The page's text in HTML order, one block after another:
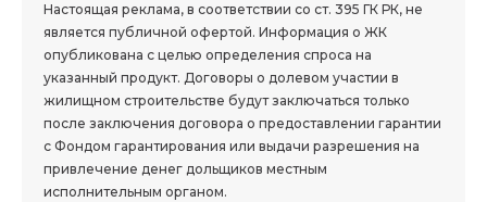
Настоящая реклама, в соответствии со ст. 395 ГК РК, не
является публичной офертой. Информация о ЖК
опубликована с целью определения спроса на
указанный продукт. Договоры о долевом участии в
жилищном строительстве будут заключаться только
после заключения договора о предоставлении гарантии
с Фондом гарантирования или выдачи разрешения на
привлечение денег дольщиков местным
исполнительным органом.